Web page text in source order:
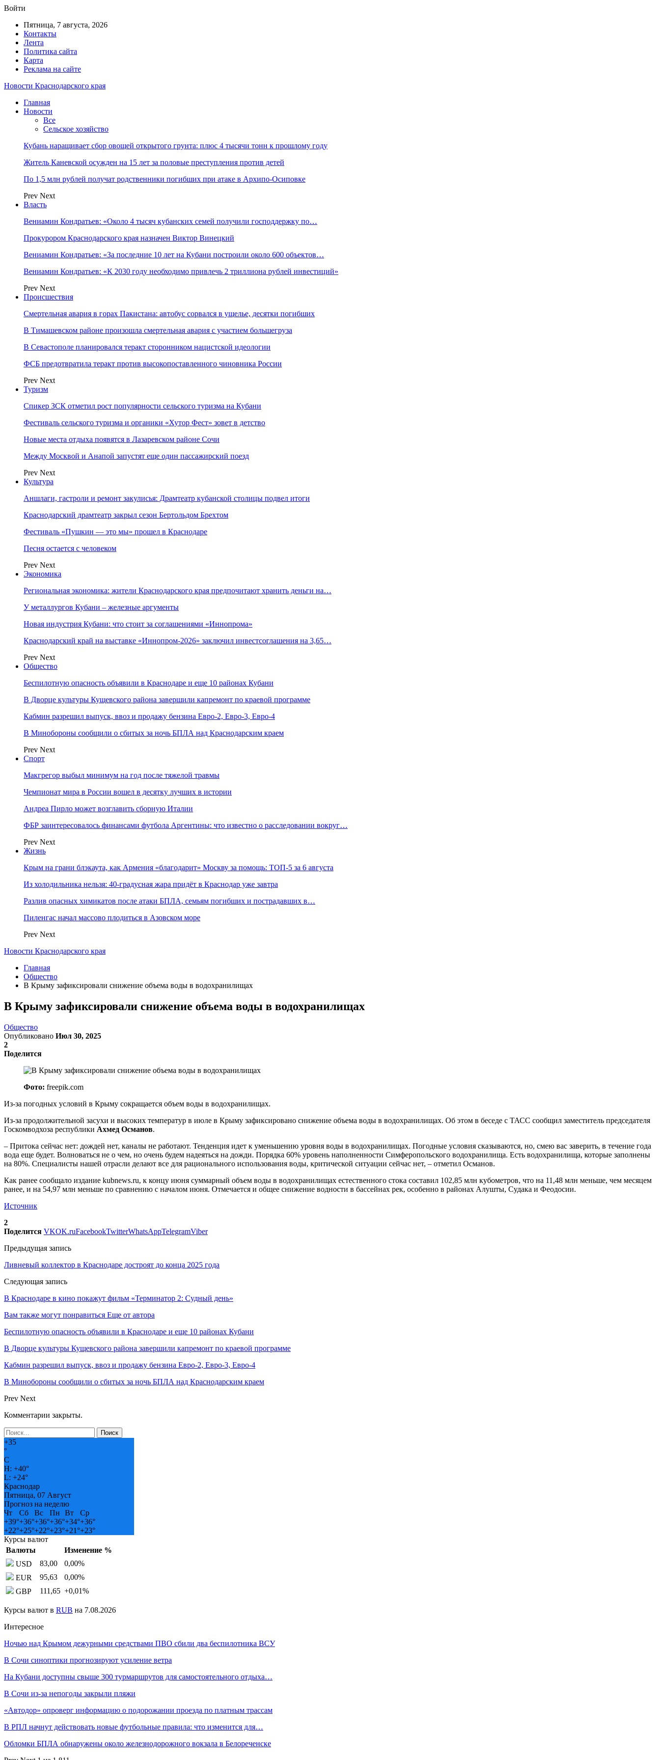
Войти
Пятница, 7 августа, 2026
Контакты
Лента
Политика сайта
Карта
Реклама на сайте
Новости Краснодарского края
Главная
Новости
Все
Сельское хозяйство
Кубань наращивает сбор овощей открытого грунта: плюс 4 тысячи тонн к прошлому году
Житель Каневской осужден на 15 лет за половые преступления против детей
По 1,5 млн рублей получат родственники погибших при атаке в Архипо-Осиповке
Prev Next
Власть
Вениамин Кондратьев: «Около 4 тысяч кубанских семей получили господдержку по…
Прокурором Краснодарского края назначен Виктор Винецкий
Вениамин Кондратьев: «За последние 10 лет на Кубани построили около 600 объектов…
Вениамин Кондратьев: «К 2030 году необходимо привлечь 2 триллиона рублей инвестиций»
Prev Next
Происшествия
Смертельная авария в горах Пакистана: автобус сорвался в ущелье, десятки погибших
В Тимашевском районе произошла смертельная авария с участием большегруза
В Севастополе планировался теракт сторонником нацистской идеологии
ФСБ предотвратила теракт против высокопоставленного чиновника России
Prev Next
Туризм
Спикер ЗСК отметил рост популярности сельского туризма на Кубани
Фестиваль сельского туризма и органики «Хутор Фест» зовет в детство
Новые места отдыха появятся в Лазаревском районе Сочи
Между Москвой и Анапой запустят еще один пассажирский поезд
Prev Next
Культура
Аншлаги, гастроли и ремонт закулисья: Драмтеатр кубанской столицы подвел итоги
Краснодарский драмтеатр закрыл сезон Бертольдом Брехтом
Фестиваль «Пушкин — это мы» прошел в Краснодаре
Песня остается с человеком
Prev Next
Экономика
Региональная экономика: жители Краснодарского края предпочитают хранить деньги на…
У металлургов Кубани – железные аргументы
Новая индустрия Кубани: что стоит за соглашениями «Иннопрома»
Краснодарский край на выставке «Иннопром-2026» заключил инвестсоглашения на 3,65…
Prev Next
Общество
Беспилотную опасность объявили в Краснодаре и еще 10 районах Кубани
В Дворце культуры Кущевского района завершили капремонт по краевой программе
Кабмин разрешил выпуск, ввоз и продажу бензина Евро-2, Евро-3, Евро-4
В Минобороны сообщили о сбитых за ночь БПЛА над Краснодарским краем
Prev Next
Спорт
Макгрегор выбыл минимум на год после тяжелой травмы
Чемпионат мира в России вошел в десятку лучших в истории
Андреа Пирло может возглавить сборную Италии
ФБР заинтересовалось финансами футбола Аргентины: что известно о расследовании вокруг…
Prev Next
Жизнь
Крым на грани блэкаута, как Армения «благодарит» Москву за помощь: ТОП-5 за 6 августа
Из холодильника нельзя: 40-градусная жара придёт в Краснодар уже завтра
Разлив опасных химикатов после атаки БПЛА, семьям погибших и пострадавших в…
Пиленгас начал массово плодиться в Азовском море
Prev Next
Новости Краснодарского края
Главная
Общество
В Крыму зафиксировали снижение объема воды в водохранилищах
В Крыму зафиксировали снижение объема воды в водохранилищах
Общество
Опубликовано Июл 30, 2025
2
Поделится
Фото: freepik.com
Из-за погодных условий в Крыму сокращается объем воды в водохранилищах.
Из-за продолжительной засухи и высоких температур в июле в Крыму зафиксировано снижение объема воды в водохранилищах. Об этом в беседе с ТАСС сообщил заместитель председателя
Госкомводхоза республики Ахмед Османов.
– Притока сейчас нет: дождей нет, каналы не работают. Тенденция идет к уменьшению уровня воды в водохранилищах. Погодные условия сказываются, но, смею вас заверить, в течение года
вода еще будет. Волноваться не о чем, но очень будем надеяться на дожди. Порядка 60% уровень наполненности Симферопольского водохранилища. Есть водохранилища, которые заполнены
на 80%. Специалисты нашей отрасли делают все для рационального использования воды, критической ситуации сейчас нет, – отметил Османов.
Как ранее сообщало издание kubnews.ru, к концу июня суммарный объем воды в водохранилищах естественного стока составил 102,85 млн кубометров, что на 11,48 млн меньше, чем месяцем
ранее, и на 54,97 млн меньше по сравнению с началом июня. Отмечается и общее снижение водности в бассейнах рек, особенно в районах Алушты, Судака и Феодосии.
Источник
2
Поделится VKOK.ruFacebookTwitterWhatsAppTelegramViber
Предыдущая запись
Ливневый коллектор в Краснодаре достроят до конца 2025 года
Следующая запись
В Краснодаре в кино покажут фильм «Терминатор 2: Судный день»
Вам также могут понравиться Еще от автора
Беспилотную опасность объявили в Краснодаре и еще 10 районах Кубани
В Дворце культуры Кущевского района завершили капремонт по краевой программе
Кабмин разрешил выпуск, ввоз и продажу бензина Евро-2, Евро-3, Евро-4
В Минобороны сообщили о сбитых за ночь БПЛА над Краснодарским краем
Prev Next
Комментарии закрыты.
+35
°
C
H: +40°
L: +24°
Краснодар
Пятница, 07 Август
Прогноз на неделю
Чт
Сб Вс Пн Вт
Ср
+39°+36°+36°+36°+34°+36°
+22°+25°+22°+23°+21°+23°
Курсы валют
Валюты
Изменение %
USD
83,00 0,00%
EUR
95,63 0,00%
GBP
111,65 +0,01%
Курсы валют в RUB на 7.08.2026
Интересное
Ночью над Крымом дежурными средствами ПВО сбили два беспилотника ВСУ
В Сочи синоптики прогнозируют усиление ветра
На Кубани доступны свыше 300 турмаршрутов для самостоятельного отдыха…
В Сочи из-за непогоды закрыли пляжи
«Автодор» опроверг информацию о подорожании проезда по платным трассам
В РПЛ начнут действовать новые футбольные правила: что изменится для…
Обломки БПЛА обнаружены около железнодорожного вокзала в Белореченске